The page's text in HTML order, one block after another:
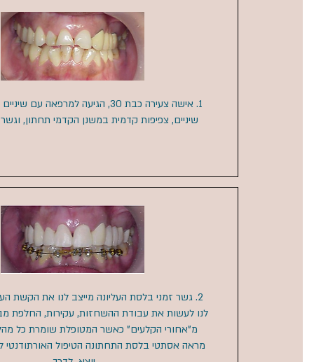
1. אישה צעירה כבת 30, הגיעה למרפאה
שיניים, צפיפות קדמית במשנן הקדמי תחתון,
2. גשר זמני בלסת העליונה מייצב לנו את הקשת
לנו לעשות את עבודת ההשחזות, עקירות, החלפת
מ"אחורי הקלעים" כאשר המטופלת שומרת כל
מראה אסתטי בלסת התחתונה הטיפול האורתודנטי